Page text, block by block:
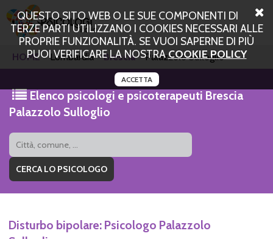
QUESTO SITO WEB O LE SUE COMPONENTI DI
TERZE PARTI UTILIZZANO I COOKIES NECESSARI ALLE
PROPRIE FUNZIONALITÀ. SE VUOI SAPERNE DI PIÙ
PUOI VERIFICARE LA NOSTRACOOKIE POLICY
ACCETTA
HOME Lombardia Brescia Palazzolo Sulloglio
Elenco psicologi e psicoterapeuti Brescia
Palazzolo Sulloglio
Disturbo bipolare: Psicologo Palazzolo